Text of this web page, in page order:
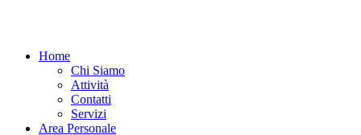
Home
Chi Siamo
Attività
Contatti
Servizi
Area Personale